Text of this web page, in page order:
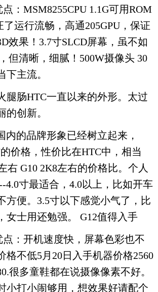
点：MSM8255CPU 1.1G可用ROM
了运行流畅，高通205GPU，保证
效果！3.7寸SLCD屏幕，虽不如
但清晰，细腻！500W摄像头 30
下主流。
腿肠HTC一直以来的外形。太过
的创新。
内的品牌形象已经树立起来，
价格，性价比在HTC中，相当
右 G10 2K8左右的价格比。个人
4.0寸最适合，4.0以上，比如开车
方便。3.5寸以下感觉小气了，比
女士用还勉强。 G12值得入手
点：开机速度快，屏幕色彩也不
格不低5月20日入手机器价格2560
很多童鞋都在说摄像像素不好。
小打小闹够用，想效果好请配个